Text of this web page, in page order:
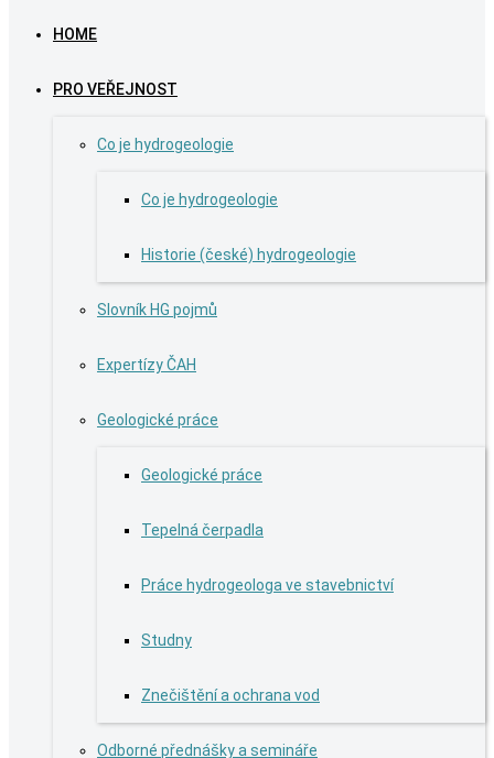
HOME
PRO VEŘEJNOST
Co je hydrogeologie
Co je hydrogeologie
Historie (české) hydrogeologie
Slovník HG pojmů
Expertízy ČAH
Geologické práce
Geologické práce
Tepelná čerpadla
Práce hydrogeologa ve stavebnictví
Studny
Znečištění a ochrana vod
Odborné přednášky a semináře